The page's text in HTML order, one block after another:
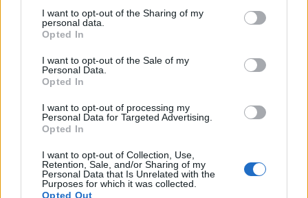
not limited to your visit or usage behaviour. You may click to
grant or deny consent to Google and its third-party tags to
use your data for below specified purposes in below Google
consent section.
I want to opt-out of the Sharing of my
personal data.
Opted In
I want to opt-out of the Sale of my
Personal Data.
Opted In
I want to opt-out of processing my
Personal Data for Targeted Advertising.
Opted In
I want to opt-out of Collection, Use,
Retention, Sale, and/or Sharing of my
Personal Data that Is Unrelated with the
Purposes for which it was collected.
Opted Out
Lavór